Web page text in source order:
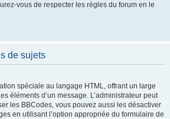
vous de respecter les règles du forum en le
de sujets
spéciale au langage HTML, offrant un large
éléments d’un message. L’administrateur peut
les BBCodes, vous pouvez aussi les désactiver
en utilisant l’option appropriée du formulaire de